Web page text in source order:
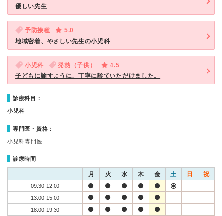
優しい先生
予防接種
5.0
地域密着、やさしい先生の小児科
小児科 発熱（子供）
4.5
子どもに諭すように、丁寧に診ていただけました。
診療科目：
小児科
専門医・資格：
小児科専門医
診療時間
月 火 水 木 金 土 日 祝
09:30-12:00
13:00-15:00
18:00-19:30